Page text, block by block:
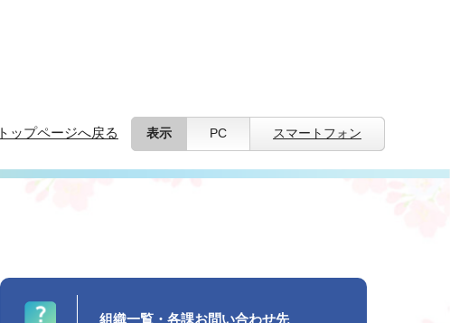
トップページへ戻る 表示 PC スマートフォン
組織一覧・各課お問い合わせ先